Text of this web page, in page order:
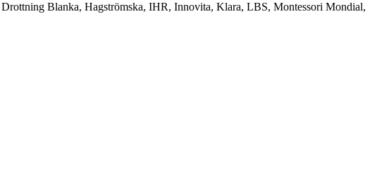
Blanka, Hagströmska, IHR, Innovita, Klara, LBS, Montessori Mondial,